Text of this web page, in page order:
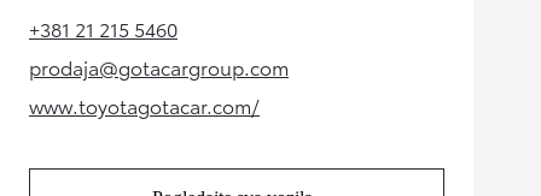
+381 21 215 5460(Opens in new tab)
prodaja@gotacargroup.com
(Opens in new tab)
www.toyotagotacar.com/
(Opens in new tab)